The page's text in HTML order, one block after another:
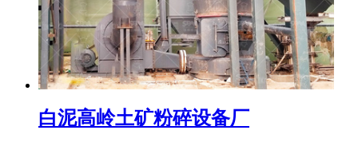
白泥高岭土矿粉碎设备厂